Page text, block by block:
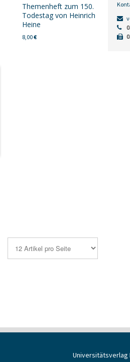
Themenheft zum 150.
Todestag von Heinrich
Heine
8,00€
Universitätsverlag